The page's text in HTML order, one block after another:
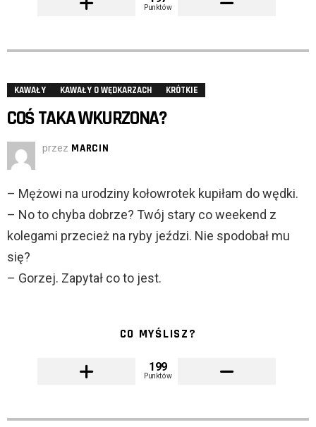
Punktów
KAWAŁY KAWAŁY O WĘDKARZACH KRÓTKIE
COŚ TAKA WKURZONA?
przez MARCIN
– Mężowi na urodziny kołowrotek kupiłam do wędki.
– No to chyba dobrze? Twój stary co weekend z
kolegami przecież na ryby jeździ. Nie spodobał mu
się?
– Gorzej. Zapytał co to jest.
CO MYŚLISZ?
199
Punktów